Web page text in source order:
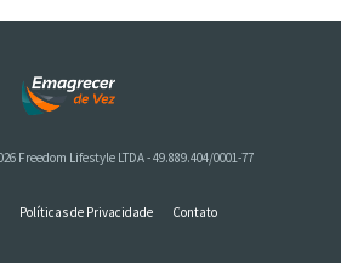
Freedom Lifestyle LTDA - 49.889.404/0001-77
Políticas de Privacidade Contato